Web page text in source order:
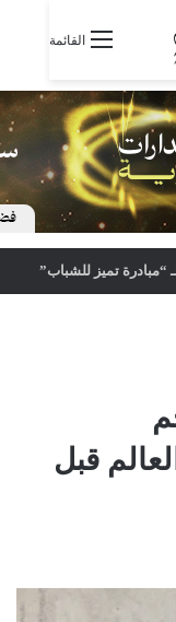
القائمة
“مبادرة تميز للشباب”
قبل